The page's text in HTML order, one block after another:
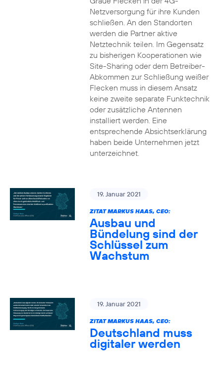
Netzversorgung für ihre Kunden
schließen. An den Standorten
werden die Partner aktive
Netztechnik teilen. Im Gegensatz
zu bisherigen Kooperationen wie
Site-Sharing oder dem Betreiber-
Abkommen zur Schließung weißer
Flecken muss in diesem Ansatz
keine zweite separate Funktechnik
oder zusätzliche Antennen
installiert werden. Eine
entsprechende Absichtserklärung
haben beide Unternehmen jetzt
unterzeichnet.
19. Januar 2021
ZITAT MARKUS HAAS, CEO:
Ausbau und
Bündelung sind der
Schlüssel zum
Wachstum
19. Januar 2021
ZITAT MARKUS HAAS, CEO:
Deutschland muss
digitaler werden